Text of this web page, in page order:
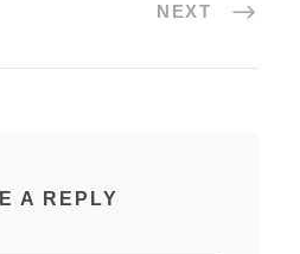
NEXT
A REPLY